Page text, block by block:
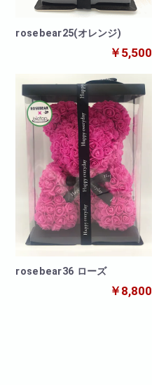
rosebear25(オレンジ)
￥5,500
rosebear36 ローズ
￥8,800